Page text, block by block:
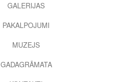
GALERIJAS
PAKALPOJUMI
MUZEJS
GADAGRĀMATA